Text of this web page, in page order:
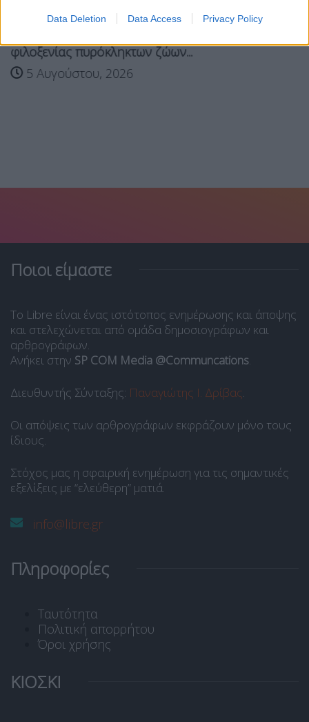
Data Deletion Data Access Privacy Policy
φιλοξενίας πυρόκληκτων ζώων...
5 Αυγούστου, 2026
Ποιοι είμαστε
Το Libre είναι ένας ιστότοπος ενημέρωσης και άποψης
και στελεχώνεται από ομάδα δημοσιογράφων και
αρθρογράφων.
Ανήκει στην SP COM Media @Communcations.
Διευθυντής Σύνταξης: Παναγιώτης Ι. Δρίβας.
Οι απόψεις των αρθρογράφων εκφράζουν μόνο τους
ίδιους.
Στόχος μας η σφαιρική ενημέρωση για τις σημαντικές
εξελίξεις με “ελεύθερη” ματιά.
info@libre.gr
Πληροφορίες
Ταυτότητα
Πολιτική απορρήτου
Όροι χρήσης
ΚΙΟΣΚΙ